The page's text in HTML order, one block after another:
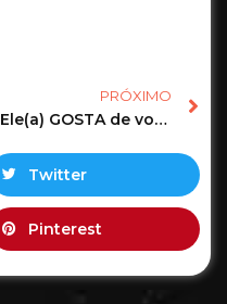
PRÓXIMO
Ele(a) GOSTA de você na hora H?
Twitter
Pinterest